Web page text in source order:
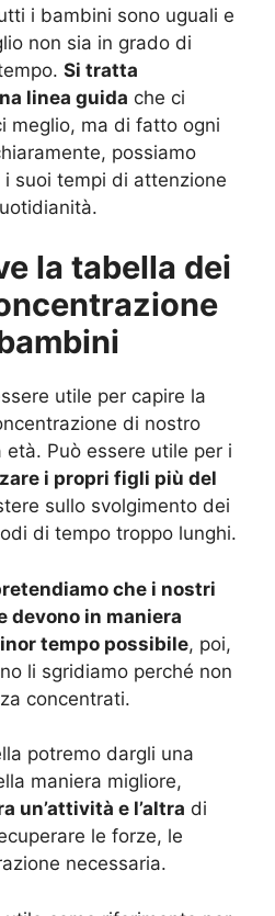
i bambini sono uguali e
non sia in grado di
Si tratta
linea guida che ci
meglio, ma di fatto ogni
possiamo
suoi tempi di attenzione
la tabella dei
utile per capire la
di nostro
Può essere utile per i
i propri figli più del
sullo svolgimento dei
di tempo troppo lunghi.
che i nostri
devono in maniera
tempo possibile, poi,
li sgridiamo perché non
concentrati.
potremo dargli una
maniera migliore,
un’attività e l’altra di
le forze, le
necessaria.